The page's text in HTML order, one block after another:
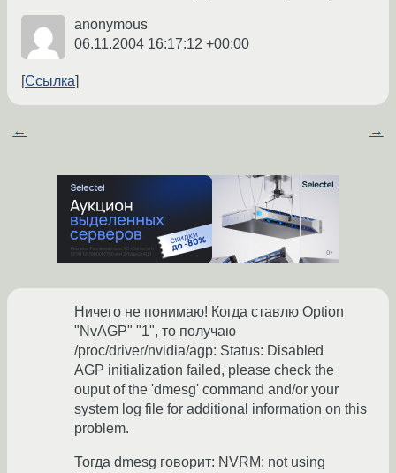
anonymous
06.11.2004 16:17:12 +00:00
Ссылка
← →
Ничего не понимаю! Когда ставлю Option
"NvAGP" "1", то получаю
/proc/driver/nvidia/agp: Status: Disabled
AGP initialization failed, please check the
ouput of the 'dmesg' command and/or your
system log file for additional information on this
problem.
Тогда dmesg говорит: NVRM: not using